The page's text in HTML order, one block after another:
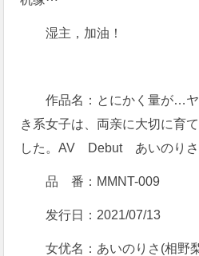
湿主，加油！
作品名：とにかく量が…
き系女子は、両亲に大切に育
した。AV Debut あいのりさ
品 番：MMNT-009
发行日：2021/07/13
女优名：あいのりさ(相野